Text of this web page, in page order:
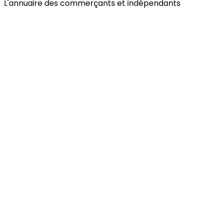
L'annuaire des commerçants et indépendants